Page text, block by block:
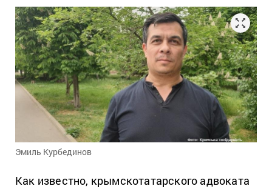
Эмиль Курбединов
Как известно, крымскотатарского адвоката